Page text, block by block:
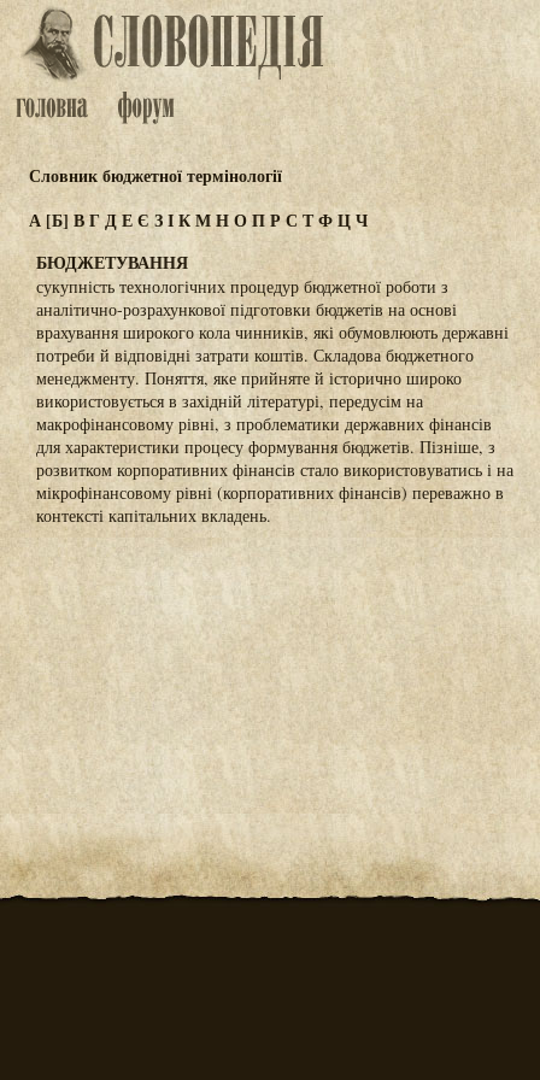
Словник бюджетної термінології
А[Б] ВГДЕЄ ЗІКМНОПРС ТФЦЧ
БЮДЖЕТУВАННЯ
сукупність технологічних процедур бюджетної роботи з
аналітично-розрахункової підготовки бюджетів на основі
врахування широкого кола чинників, які обумовлюють державні
потреби й відповідні затрати коштів. Складова бюджетного
менеджменту. Поняття, яке прийняте й історично широко
використовується в західній літературі, передусім на
макрофінансовому рівні, з проблематики державних фінансів
для характеристики процесу формування бюджетів. Пізніше, з
розвитком корпоративних фінансів стало використовуватись і на
мікрофінансовому рівні (корпоративних фінансів) переважно в
контексті капітальних вкладень.